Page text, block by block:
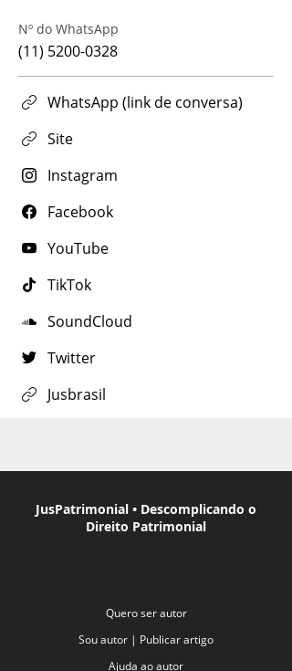
Nº do WhatsApp
(11) 5200-0328
WhatsApp (link de conversa)
Site
Instagram
Facebook
YouTube
TikTok
SoundCloud
Twitter
Jusbrasil
JusPatrimonial • Descomplicando o
Direito Patrimonial
Quero ser autor
Sou autor | Publicar artigo
Ajuda ao autor